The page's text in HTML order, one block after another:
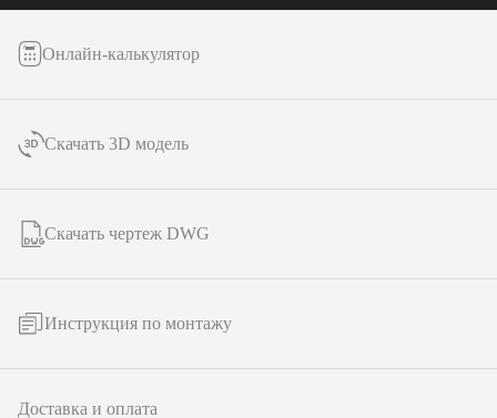
Онлайн-калькулятор
Скачать 3D модель
Скачать чертеж DWG
Инструкция по монтажу
Доставка и оплата